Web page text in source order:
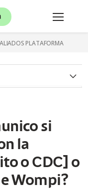
PLATAFORMA
Nequi Negocios?
registrarme la
si
la
o CDC] o
Wompi?